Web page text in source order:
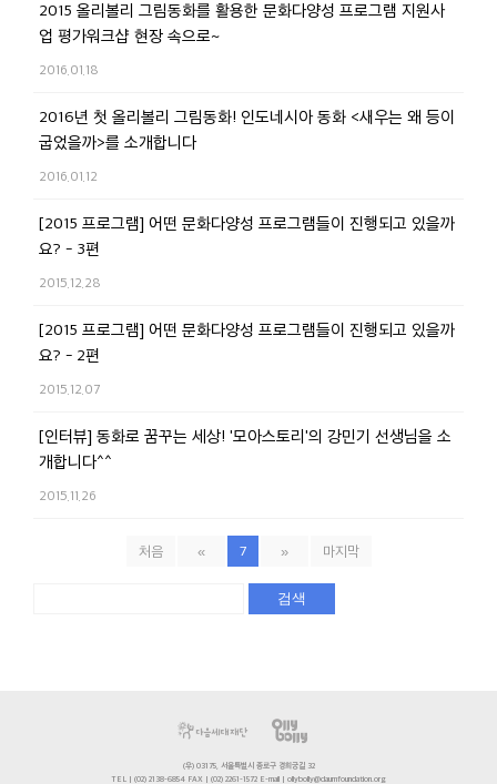
2015 올리볼리 그림동화를 활용한 문화다양성 프로그램 지원사
업 평가워크샵 현장 속으로~
2016.01.18
2016년 첫 올리볼리 그림동화! 인도네시아 동화 <새우는 왜 등이
굽었을까>를 소개합니다
2016.01.12
[2015 프로그램] 어떤 문화다양성 프로그램들이 진행되고 있을까
요? - 3편
2015.12.28
[2015 프로그램] 어떤 문화다양성 프로그램들이 진행되고 있을까
요? - 2편
2015.12.07
[인터뷰] 동화로 꿈꾸는 세상! '모아스토리'의 강민기 선생님을 소
개합니다^^
2015.11.26
처음 « 7 » 마지막
검색
(우) 03175, 서울특별시 종로구 경희궁길 32
TEL | (02) 2138-6854 FAX | (02) 2261-1572 E-mail | ollybolly@daumfoundation.org